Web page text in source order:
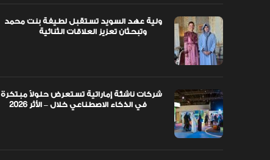
ولية عهد السويد تستقبل لطيفة بنت محمد
شركات ناشئة إماراتية تستعرض حلولاً مبتكرة